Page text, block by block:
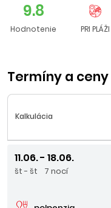
9.8
Hodnotenie PRI PLÁŽI
Termíny a ceny
Kalkulácia
11.06. - 18.06.
št - št 7 nocí